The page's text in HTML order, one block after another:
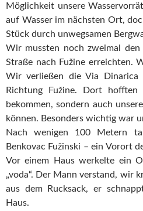
Möglichkeit unsere
auf Wasser im nächsten Ort,
Stück durch unwegsamen
Wir mussten noch zweimal
Straße nach Fužine erreichten.
Wir verließen die Via
Richtung Fužine. Dort
bekommen, sondern auch
können. Besonders wichtig war
Nach wenigen 100 Metern
Benkovac Fužinski – ein Vorort
Vor einem Haus werkelte ein
„voda“. Der Mann verstand, wir
aus dem Rucksack, er
Haus.